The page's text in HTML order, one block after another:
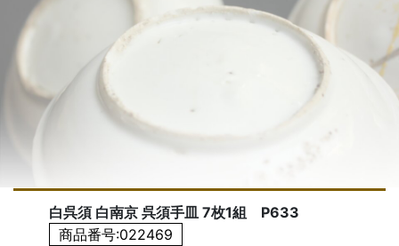
白呉須 白南京 呉須手皿 7枚1組 P633
商品番号:022469